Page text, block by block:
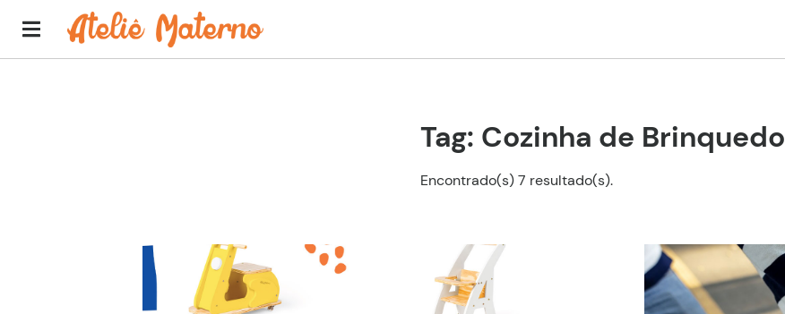
Tag: Cozinha de Brinquedo
Encontrado(s) 7 resultado(s).